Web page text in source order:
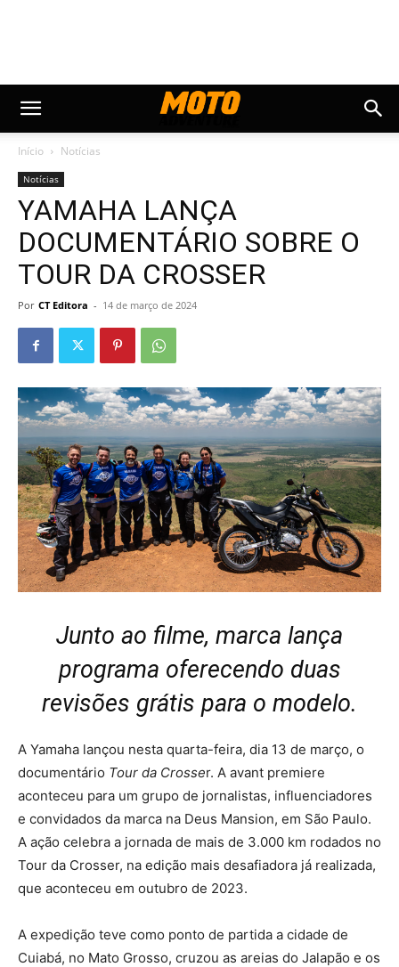
Início Notícias
Notícias
YAMAHA LANÇA
DOCUMENTÁRIO SOBRE O
TOUR DA CROSSER
Por CT Editora - 14 de março de 2024
Junto ao filme, marca lança
programa oferecendo duas
revisões grátis para o modelo.
A Yamaha lançou nesta quarta-feira, dia 13 de março, o
documentário Tour da Crosser. A avant premiere
aconteceu para um grupo de jornalistas, influenciadores
e convidados da marca na Deus Mansion, em São Paulo.
A ação celebra a jornada de mais de 3.000 km rodados no
Tour da Crosser, na edição mais desafiadora já realizada,
que aconteceu em outubro de 2023.
A expedição teve como ponto de partida a cidade de
Cuiabá, no Mato Grosso, cruzou as areias do Jalapão e os